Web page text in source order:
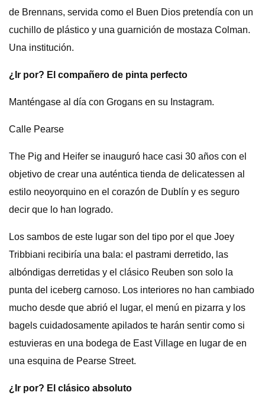
de Brennans, servida como el Buen Dios pretendía con un
cuchillo de plástico y una guarnición de mostaza Colman.
Una institución.
¿Ir por? El compañero de pinta perfecto
Manténgase al día con Grogans en su Instagram.
Calle Pearse
The Pig and Heifer se inauguró hace casi 30 años con el
objetivo de crear una auténtica tienda de delicatessen al
estilo neoyorquino en el corazón de Dublín y es seguro
decir que lo han logrado.
Los sambos de este lugar son del tipo por el que Joey
Tribbiani recibiría una bala: el pastrami derretido, las
albóndigas derretidas y el clásico Reuben son solo la
punta del iceberg carnoso. Los interiores no han cambiado
mucho desde que abrió el lugar, el menú en pizarra y los
bagels cuidadosamente apilados te harán sentir como si
estuvieras en una bodega de East Village en lugar de en
una esquina de Pearse Street.
¿Ir por? El clásico absoluto